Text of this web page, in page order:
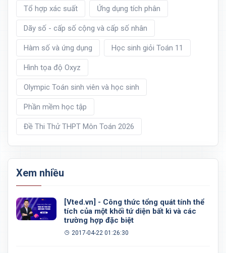
Tổ hợp xác suất Ứng dụng tích phân
Dãy số - cấp số cộng và cấp số nhân
Hàm số và ứng dụng Học sinh giỏi Toán 11
Hình tọa độ Oxyz
Olympic Toán sinh viên và học sinh
Phần mềm học tập
Đề Thi Thử THPT Môn Toán 2026
Xem nhiều
[Vted.vn] - Công thức tổng quát tính thể
tích của một khối tứ diện bất kì và các
trường hợp đặc biệt
2017-04-22 01:26:30